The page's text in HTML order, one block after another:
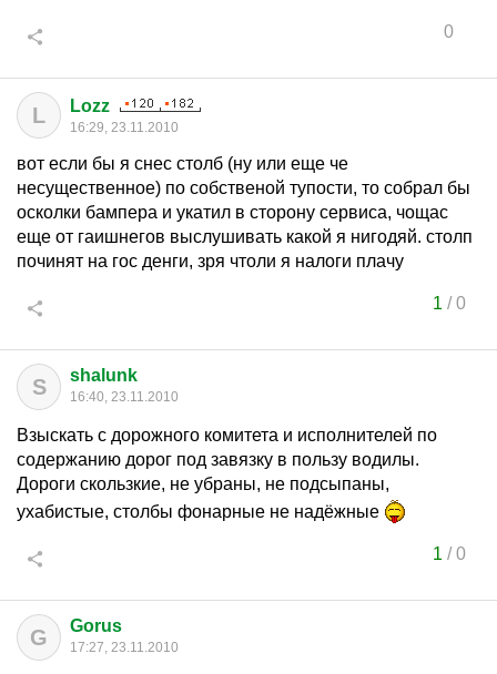
0
L Lozz
16:29, 23.11.2010
вот если бы я снес столб (ну или еще че
несущественное) по собственой тупости, то собрал бы
осколки бампера и укатил в сторону сервиса, чощас
еще от гаишнегов выслушивать какой я нигодяй. столп
починят на гос денги, зря чтоли я налоги плачу
1 /0
S shalunk
16:40, 23.11.2010
Взыскать с дорожного комитета и исполнителей по
содержанию дорог под завязку в пользу водилы.
Дороги скользкие, не убраны, не подсыпаны,
ухабистые, столбы фонарные не надёжные
1 /0
G Gorus
17:27, 23.11.2010